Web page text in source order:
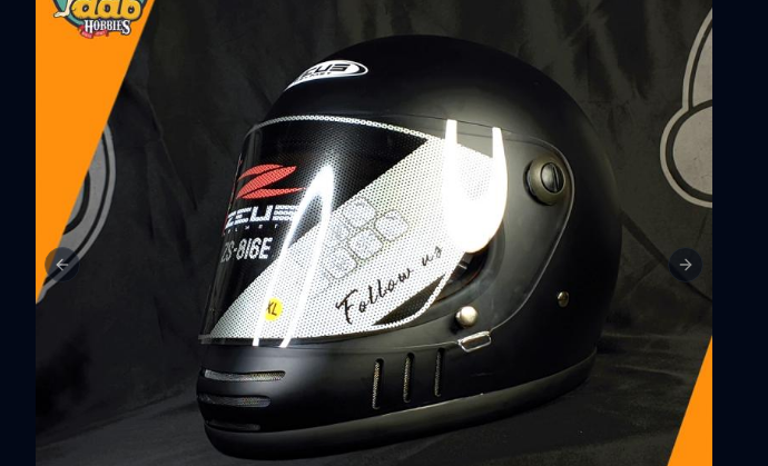
Previous slide Next slide